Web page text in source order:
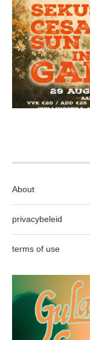
About
privacybeleid
terms of use